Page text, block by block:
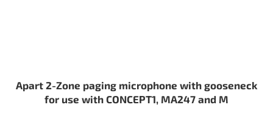
Apart 2-Zone paging microphone with gooseneck
for use with CONCEPT1, MA247 and M